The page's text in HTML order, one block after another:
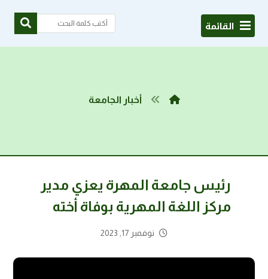
القائمة
أخبار الجامعة
رئيس جامعة المهرة يعزي مدير
مركز اللغة المهرية بوفاة أخته
نوفمبر 17, 2023